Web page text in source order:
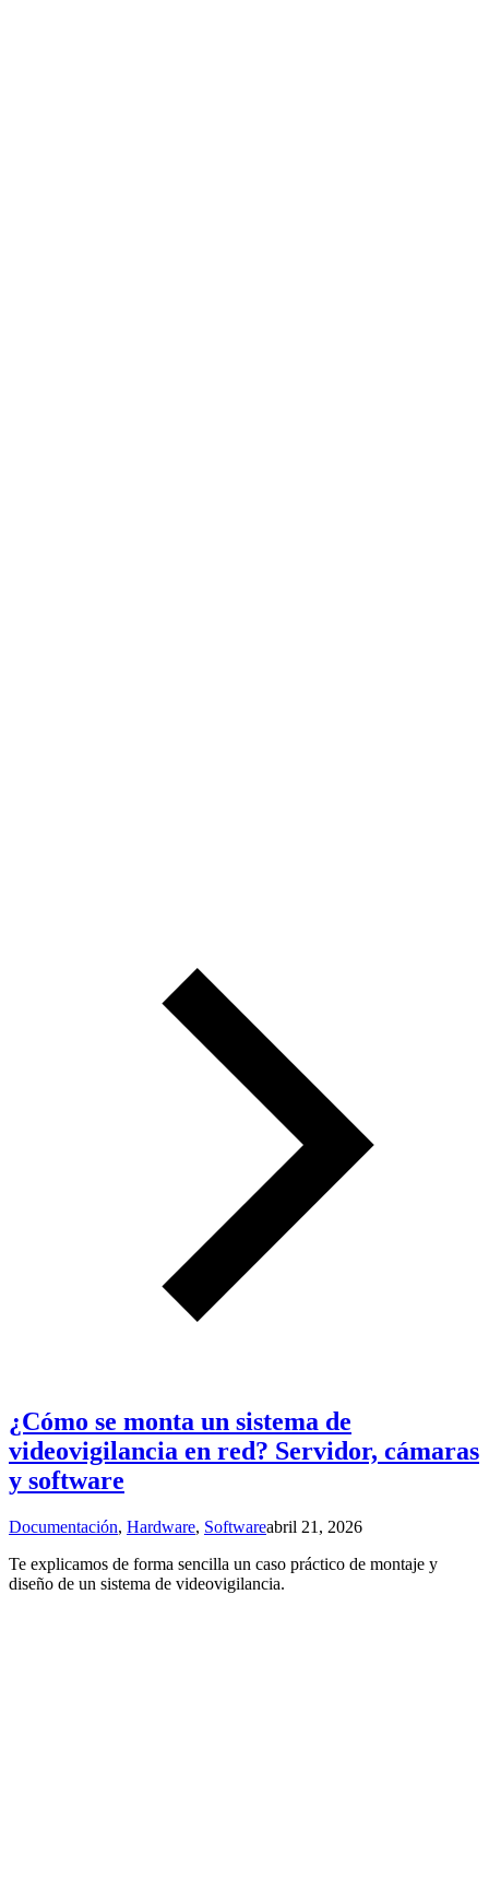
¿Cómo se monta un sistema de
videovigilancia en red? Servidor, cámaras
y software
Documentación, Hardware, Softwareabril 21, 2026
Te explicamos de forma sencilla un caso práctico de montaje y
diseño de un sistema de videovigilancia.